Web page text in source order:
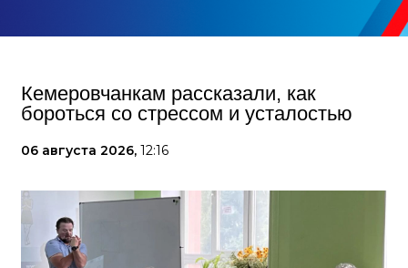
Кемеровчанкам рассказали, как
бороться со стрессом и усталостью
06 августа 2026, 12:16